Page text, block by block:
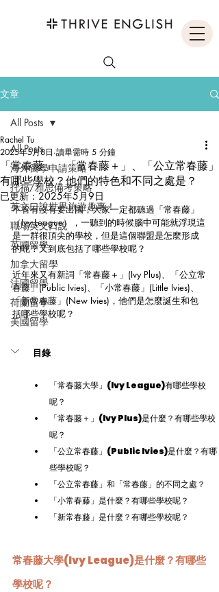
文章
All Posts
海外留學申請策略
托福/雅思備考策略
英文口說世界旅遊趣事！
職場英文口說
英國留學
加拿大留學
法國留學
荷蘭留學
美國留學
All Posts
「常春藤」、「常春藤＋」、「公立常春藤」
有哪些學校？他們的特色和不同之處是？
Rachel Tu
2025年5月8日 讀畢需時 5 分鐘
已更新：2025年5月9日
不管有沒有要出國，大家一定都聽過「常春藤」
（Ivy League），一聽到的時候腦中可能就浮現這
是一群很頂尖的學校，但是這個聯盟是怎麼形成
的呢？又到底包括了哪些學校呢？
近年來又有新詞「常春藤＋」(Ivy Plus)、「公立常
春藤」(Public Ivies)、「小常春藤」(Little Ivies)、
「新常春藤」(New Ivies)，他們是怎麼誕生和包
括哪些學校呢？
目錄
「常春藤大學」(Ivy League)有哪些學校
呢？
「常春藤＋」(Ivy Plus)是什麼？有哪些學校
呢？
「公立常春藤」(Public Ivies)是什麼？有哪
些學校呢？
「公立常春藤」和「常春藤」的不同之處？
「小常春藤」是什麼？有哪些學校呢？
「新常春藤」是什麼？有哪些學校呢？
常春藤大學(Ivy League)是什麼？有哪些
學校呢？